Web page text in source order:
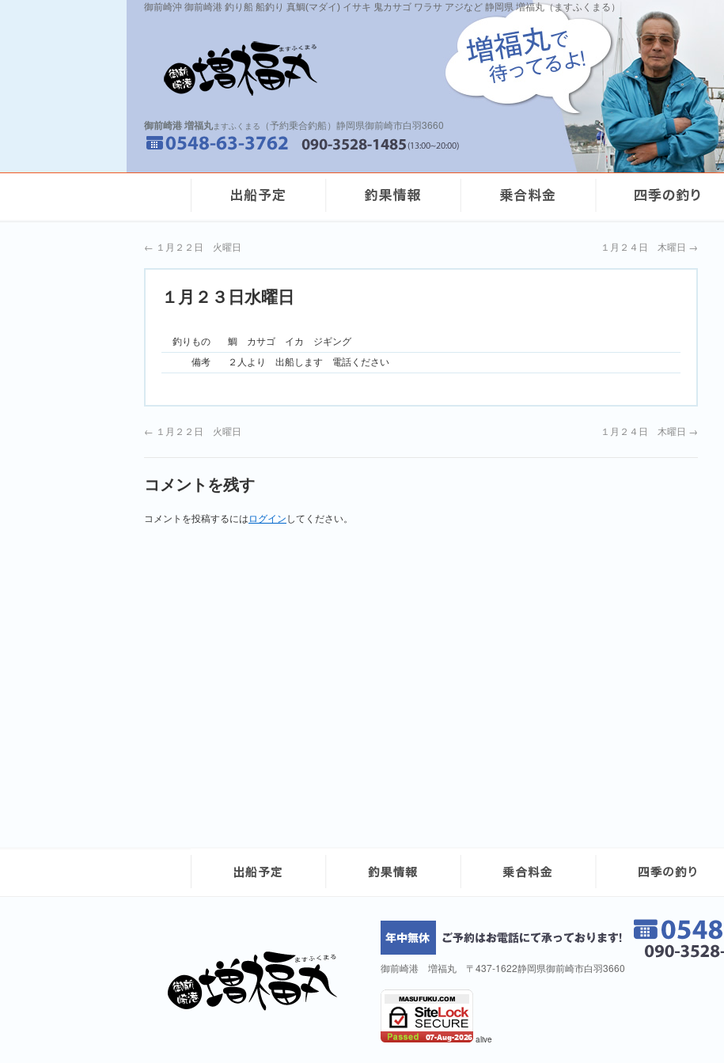
御前崎沖 御前崎港 釣り船 船釣り 真鯛(マダイ) イサキ 鬼カサゴ ワラサ アジなど 静岡県 増福丸（ますふくまる）
御前崎港 増福丸ますふくまる （予約乗合釣船）静岡県御前崎市白羽3660
← １月２２日 火曜日 １月２４日 木曜日 →
１月２３日水曜日
釣りもの
鯛 カサゴ イカ ジギング
備考
２人より 出船します 電話ください
← １月２２日 火曜日 １月２４日 木曜日 →
コメントを残す
コメントを投稿するには ログイン してください。
御前崎港 増福丸 〒437-1622静岡県御前崎市白羽3660
alive